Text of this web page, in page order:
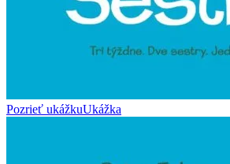
Pozrieť ukážkuUkážka